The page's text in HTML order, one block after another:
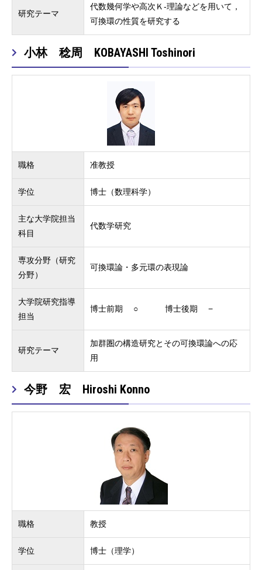
研究テーマ
代数幾何学や高次Ｋ‐理論などを用いて，
可換環の性質を研究する
小林 稔周 KOBAYASHI Toshinori
職格 准教授
学位 博士（数理科学）
主な大学院担当
科目
代数学研究
専攻分野（研究
分野）
可換環論・多元環の表現論
大学院研究指導
担当
博士前期 ○ 博士後期 −
研究テーマ
加群圏の構造研究とその可換環論への応
用
今野 宏 Hiroshi Konno
職格 教授
学位 博士（理学）